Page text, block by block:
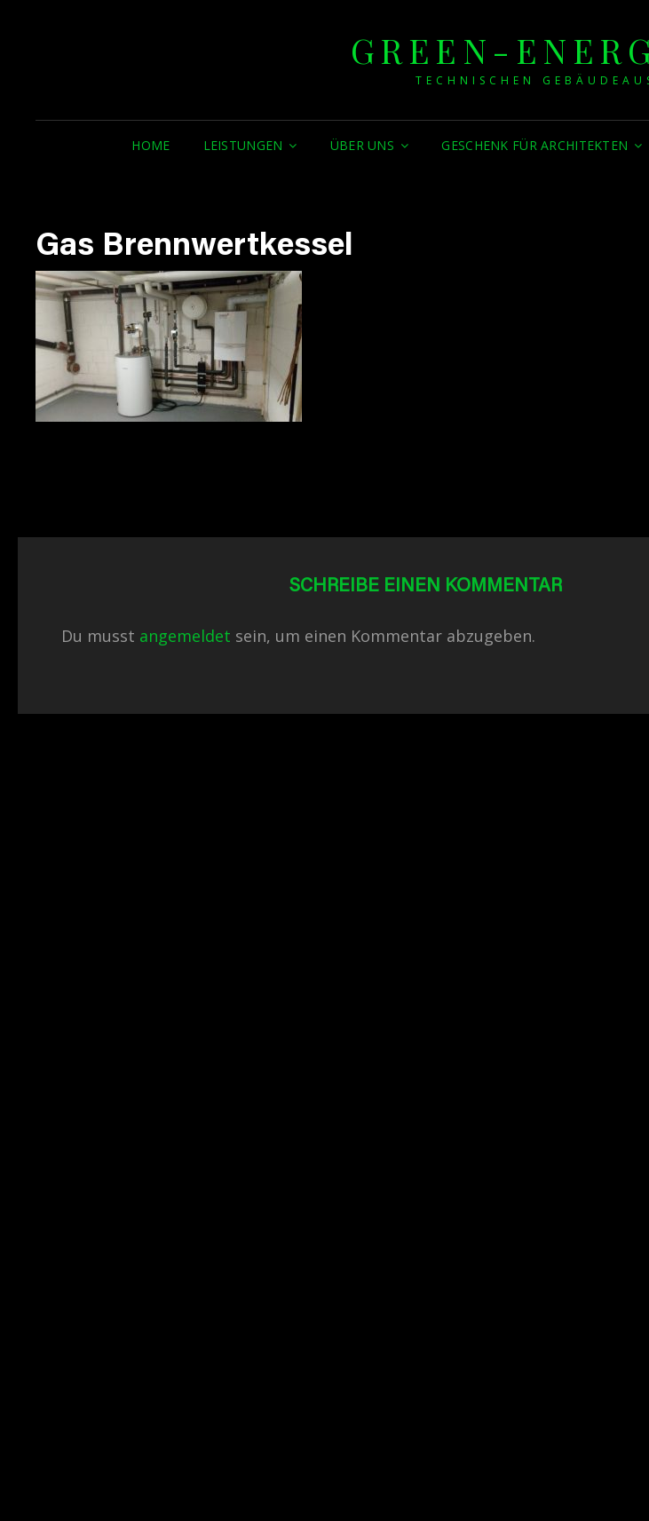
GREEN-
TECHNISCHEN
HOME LEISTUNGEN ÜBER UNS GESCHENK FÜR ARCHITEKTEN
Gas Brennwertkessel
SCHREIBE EINEN KOMMENTAR
Du musst angemeldet sein, um einen Kommentar abzugeben.